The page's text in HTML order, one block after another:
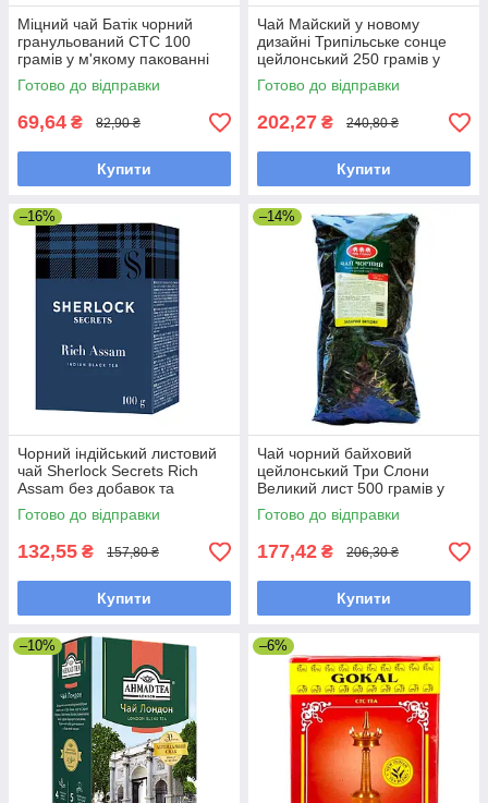
Міцний чай Батік чорний
гранульований СТС 100
грамів у м'якому пакованні
Готово до відправки
69,64 ₴ 82,90 ₴
Купити
Чай Майский у новому
дизайні Трипільське сонце
цейлонський 250 грамів у
м'якій упаковці
Готово до відправки
202,27 ₴ 240,80 ₴
Купити
–16%
Чорний індійський листовий
чай Sherlock Secrets Rich
Assam без добавок та
ароматизаторів 100 грамів
Готово до відправки
132,55 ₴ 157,80 ₴
Купити
–14%
Чай чорний байховий
цейлонський Три Слони
Великий лист 500 грамів у
м'якому пакованні
Готово до відправки
177,42 ₴ 206,30 ₴
Купити
–10% –6%